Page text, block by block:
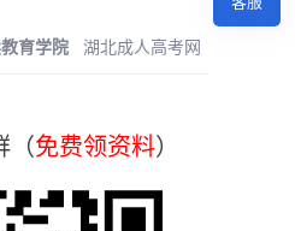
育学院 湖北成人高考网
（免费领资料）